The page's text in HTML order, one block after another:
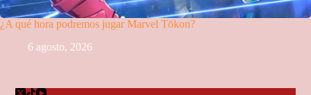
¿A qué hora podremos jugar Marvel Tōkon?
6 agosto, 2026